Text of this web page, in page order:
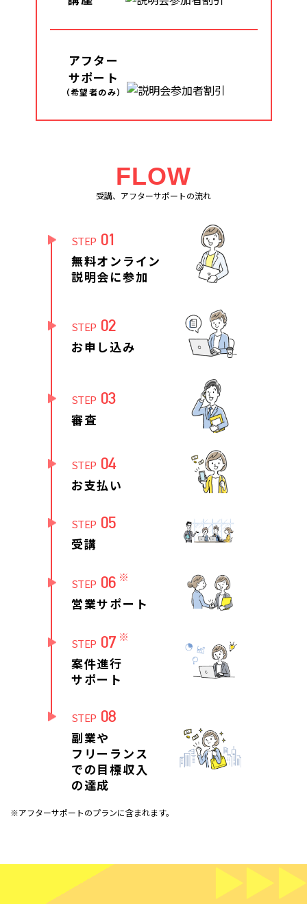
アフター
サポート
（希望者のみ）
FLOW
受講、アフターサポートの流れ
STEP 01
無料オンライン
説明会に参加
STEP 02
お申し込み
STEP 03
審査
STEP 04
お支払い
STEP 05
受講
STEP 06 ※
営業サポート
STEP 07 ※
案件進行
サポート
STEP 08
副業や
フリーランス
での目標収入
の達成
※アフターサポートのプランに含まれます。